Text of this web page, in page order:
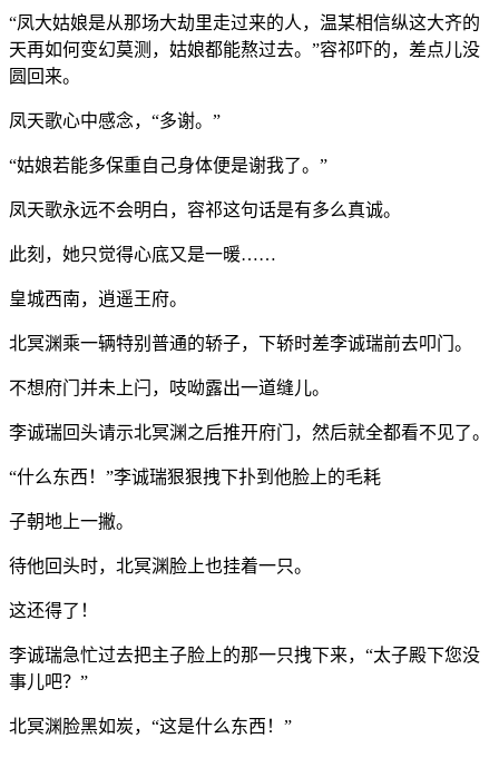
“凤大姑娘是从那场大劫里走过来的人，温某相信纵这大齐的
天再如何变幻莫测，姑娘都能熬过去。”容祁吓的，差点儿没
圆回来。
凤天歌心中感念，“多谢。”
“姑娘若能多保重自己身体便是谢我了。”
凤天歌永远不会明白，容祁这句话是有多么真诚。
此刻，她只觉得心底又是一暖……
皇城西南，逍遥王府。
北冥渊乘一辆特别普通的轿子，下轿时差李诚瑞前去叩门。
不想府门并未上闩，吱呦露出一道缝儿。
李诚瑞回头请示北冥渊之后推开府门，然后就全都看不见了。
“什么东西！”李诚瑞狠狠拽下扑到他脸上的毛耗
子朝地上一撇。
待他回头时，北冥渊脸上也挂着一只。
这还得了！
李诚瑞急忙过去把主子脸上的那一只拽下来，“太子殿下您没
事儿吧？”
北冥渊脸黑如炭，“这是什么东西！”